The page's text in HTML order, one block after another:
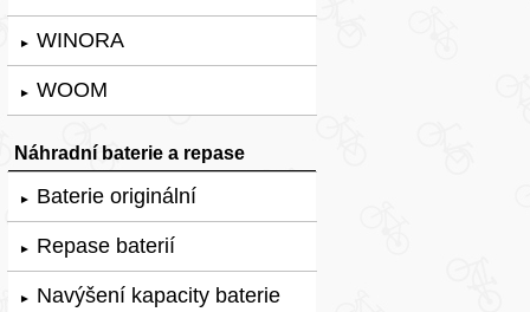
► WINORA
► WOOM
Náhradní baterie a repase
► Baterie originální
► Repase baterií
► Navýšení kapacity baterie